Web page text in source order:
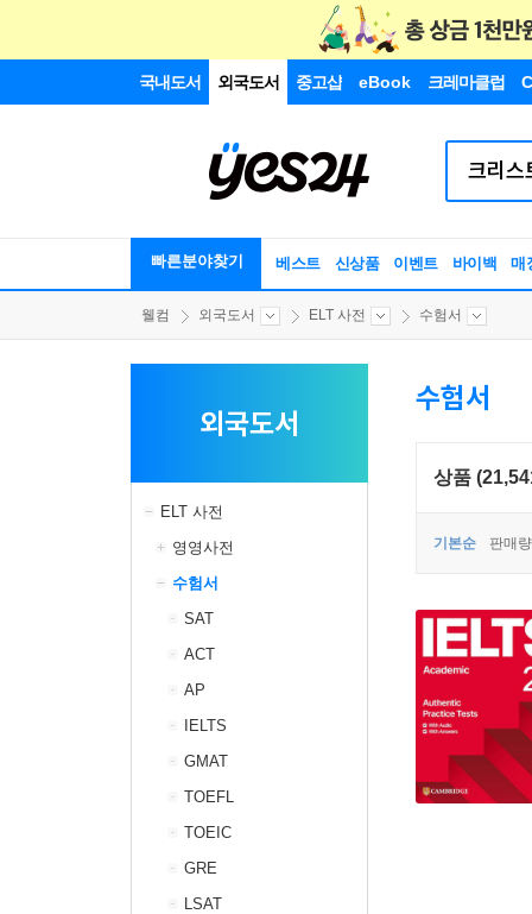
국내도서 외국도서 중고샵 eBook 크레마클럽
빠른분야찾기 베스트 신상품 이벤트 바이백 매
웰컴 외국도서 ELT 사전 수험서
외국도서
ELT 사전
영영사전
수험서
SAT
ACT
AP
IELTS
GMAT
TOEFL
TOEIC
GRE
LSAT
수험서
상품
기본순 판매